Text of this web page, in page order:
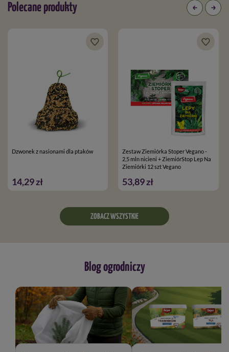
Polecane produkty
Dzwonek z nasionami dla ptaków
14,29 zł
Zestaw Ziemiórka Stoper Vegano -
2,5 mln nicieni + ZiemiórStop Lep Na
Ziemiórki 12 szt Vegano
53,89 zł
ZOBACZ WSZYSTKIE
Blog ogrodniczy